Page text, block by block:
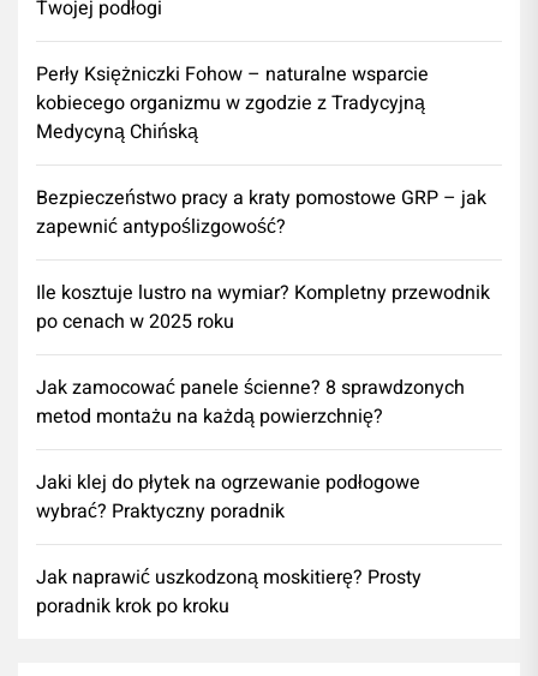
Twojej podłogi
Perły Księżniczki Fohow – naturalne wsparcie
kobiecego organizmu w zgodzie z Tradycyjną
Medycyną Chińską
Bezpieczeństwo pracy a kraty pomostowe GRP – jak
zapewnić antypoślizgowość?
Ile kosztuje lustro na wymiar? Kompletny przewodnik
po cenach w 2025 roku
Jak zamocować panele ścienne? 8 sprawdzonych
metod montażu na każdą powierzchnię?
Jaki klej do płytek na ogrzewanie podłogowe
wybrać? Praktyczny poradnik
Jak naprawić uszkodzoną moskitierę? Prosty
poradnik krok po kroku